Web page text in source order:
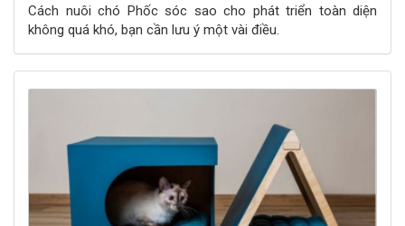
Cách nuôi chó Phốc sóc sao cho phát triển toàn diện
không quá khó, bạn cần lưu ý một vài điều.